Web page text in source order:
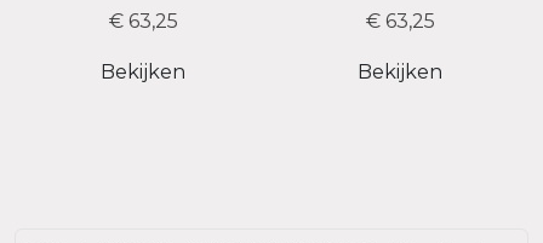
€ 63,25
Bekijken
€ 63,25
Bekijken